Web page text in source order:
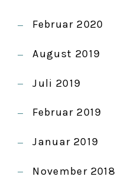
Februar 2020
August 2019
Juli 2019
Februar 2019
Januar 2019
November 2018